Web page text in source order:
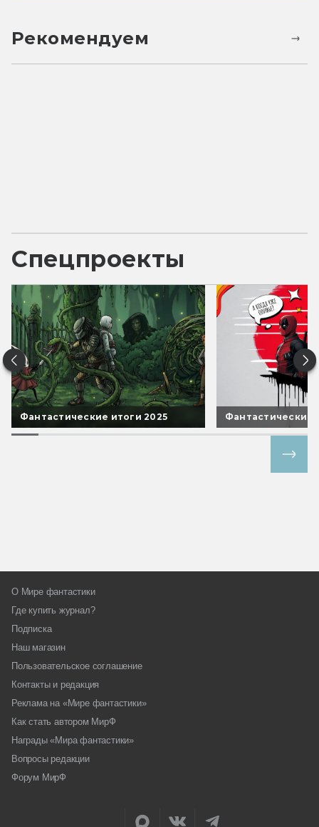
Рекомендуем
Спецпроекты
Фантастические итоги 2025 Фантастические
О Мире фантастики
Где купить журнал?
Подписка
Наш магазин
Пользовательское соглашение
Контакты и редакция
Реклама на «Мире фантастики»
Как стать автором МирФ
Награды «Мира фантастики»
Вопросы редакции
Форум МирФ